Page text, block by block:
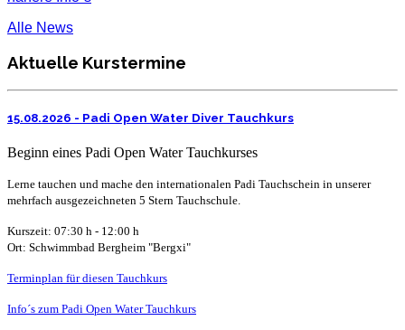
Alle News
Aktuelle Kurstermine
15.08.2026 - Padi Open Water Diver Tauchkurs
Beginn eines Padi Open Water Tauchkurses
Lerne tauchen und mache den internationalen Padi Tauchschein in unserer
mehrfach ausgezeichneten 5 Stern Tauchschule.
Kurszeit: 07:30 h - 12:00 h
Ort: Schwimmbad Bergheim "Bergxi"
Terminplan für diesen Tauchkurs
Info´s zum Padi Open Water Tauchkurs